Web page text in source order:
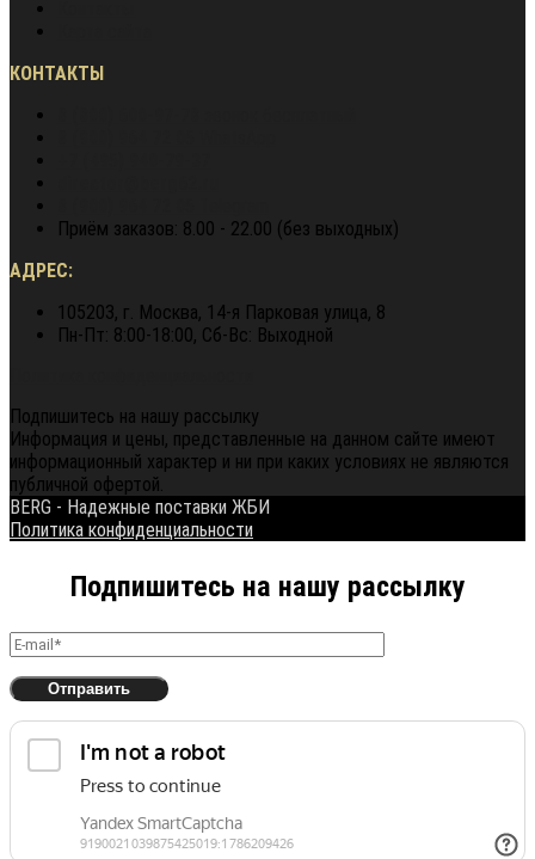
КОНТАКТЫ
Приём заказов: 8.00 - 22.00 (без выходных)
АДРЕС:
105203, г. Москва, 14-я Парковая улица, 8
Пн-Пт: 8:00-18:00, Сб-Вс: Выходной
Подпишитесь на нашу рассылку
Информация и цены, представленные на данном сайте имеют
информационный характер и ни при каких условиях не являются
публичной офертой.
BERG - Надежные поставки ЖБИ
Политика конфиденциальности
Подпишитесь на нашу рассылку